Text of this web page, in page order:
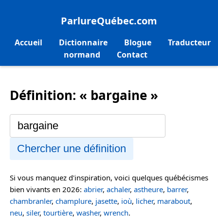
ParlureQuébec.com
Accueil Dictionnaire Blogue
Traducteur
normand
Contact
Définition: « bargaine »
Chercher une définition
Si vous manquez d'inspiration, voici quelques québécismes
bien vivants en 2026: abrier, achaler, astheure, barrer,
chambranler, champlure, jasette, ioù, licher, marabout,
neu, siler, tourtière, washer, wrench.